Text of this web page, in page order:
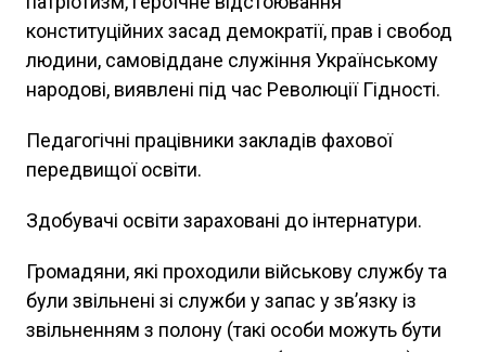
конституційних засад демократії, прав і свобод
людини, самовіддане служіння Українському
народові, виявлені під час Революції Гідності.
Педагогічні працівники закладів фахової
передвищої освіти.
Здобувачі освіти зараховані до інтернатури.
Громадяни, які проходили військову службу та
були звільнені зі служби у запас у зв’язку із
звільненням з полону (такі особи можуть бути